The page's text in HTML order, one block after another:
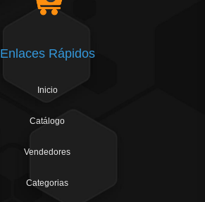
Enlaces Rápidos
Inicio
Catálogo
Vendedores
Categorias